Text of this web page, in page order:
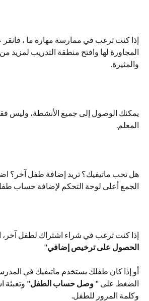
إذا كنت ترغب في ممارسة مهارة ما ، فانقر
المجاورة لها وافتح منطقة التدريب لمزيد
والمثيرة.
يمكنك الوصول إلى جميع الأنشطة، وليس
المعلم.
هل تحب ماتيفيك؟ تريد إضافة طفل آخر؟
الجمع أعلى لوحة التحكم لإضافة حساب
إذا كنت ترغب في شراء اشتراك لطفل
الحصول على ترخيص إضافي"
أو إذا كان طفلك يستخدم ماتيفيك في
الضغط على " وصل حساب الطفل" وتعبئة
وكلمة المرور للطفل.